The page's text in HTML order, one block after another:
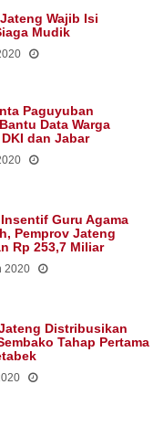
Wajib Isi
Mudik
Paguyuban
Data Warga
dan Jabar
Guru Agama
Pemprov Jateng
Rp 253,7 Miliar
2020
Distribusikan
Tahap Pertama